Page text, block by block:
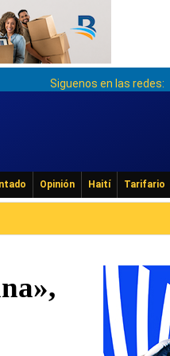
Siguenos en las redes:
Opinión Haití Tarifario